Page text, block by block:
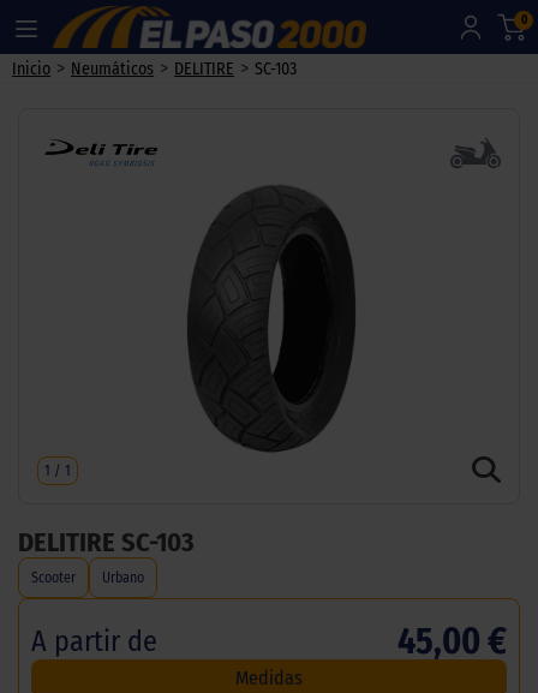
0
Inicio > Neumáticos > DELITIRE > SC-103
1 / 1
DELITIRE SC-103
Scooter Urbano
A partir de 45,00 €
Medidas